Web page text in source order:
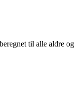
til alle aldre og